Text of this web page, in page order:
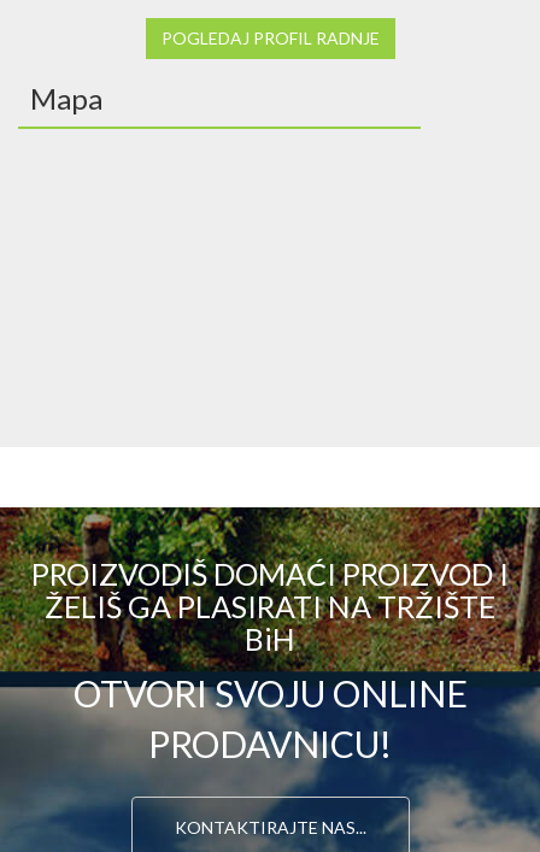
POGLEDAJ PROFIL RADNJE
Mapa
PROIZVODIŠ DOMAĆI PROIZVOD I
ŽELIŠ GA PLASIRATI NA TRŽIŠTE
BiH
OTVORI SVOJU ONLINE
PRODAVNICU!
KONTAKTIRAJTE NAS...